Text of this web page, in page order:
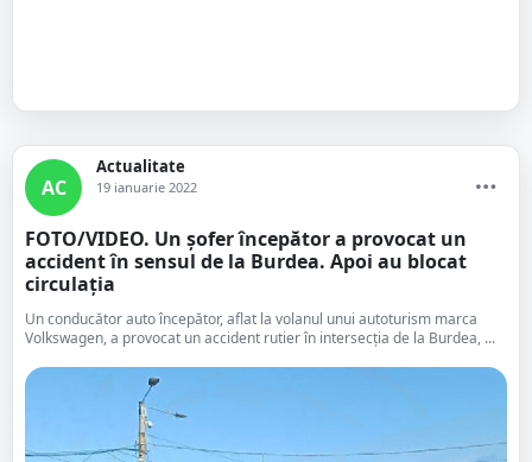
AC
Actualitate
19 ianuarie 2022
FOTO/VIDEO. Un șofer începător a provocat un
accident în sensul de la Burdea. Apoi au blocat
circulația
Un conducător auto începător, aflat la volanul unui autoturism marca
Volkswagen, a provocat un accident rutier în intersecția de la Burdea, ...